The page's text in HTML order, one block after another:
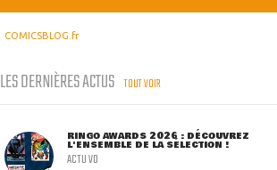
COMICSBLOG.fr
LES DERNIÈRES ACTUS TOUT VOIR
RINGO AWARDS 2026 : DÉCOUVREZ
L'ENSEMBLE DE LA SÉLECTION !
ACTU VO